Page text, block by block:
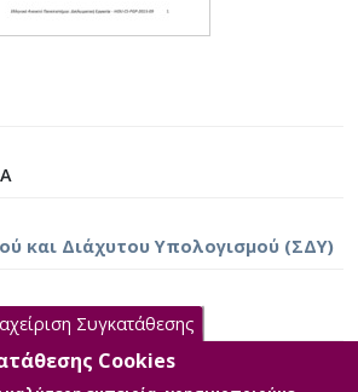
και Διάχυτου Υπολογισμού (ΣΔΥ)
[2015-12-06]Συγκατάθεσης
Cookies